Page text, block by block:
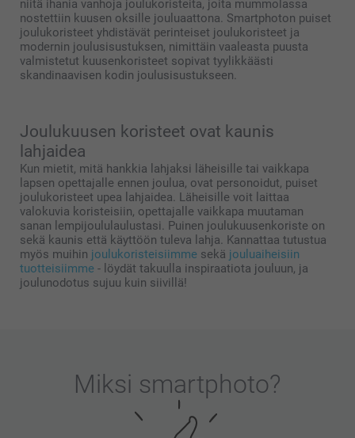
niitä ihania vanhoja joulukoristeita, joita mummolassa
nostettiin kuusen oksille jouluaattona. Smartphoton puiset
joulukoristeet yhdistävät perinteiset joulukoristeet ja
modernin joulusisustuksen, nimittäin vaaleasta puusta
valmistetut kuusenkoristeet sopivat tyylikkäästi
skandinaavisen kodin joulusisustukseen.
Joulukuusen koristeet ovat kaunis
lahjaidea
Kun mietit, mitä hankkia lahjaksi läheisille tai vaikkapa
lapsen opettajalle ennen joulua, ovat personoidut, puiset
joulukoristeet upea lahjaidea. Läheisille voit laittaa
valokuvia koristeisiin, opettajalle vaikkapa muutaman
sanan lempijoululaulustasi. Puinen joulukuusenkoriste on
sekä kaunis että käyttöön tuleva lahja. Kannattaa tutustua
myös muihin joulukoristeisiimme sekä jouluaiheisiin
tuotteisiimme - löydät takuulla inspiraatiota jouluun, ja
joulunodotus sujuu kuin siivillä!
Miksi smartphoto?